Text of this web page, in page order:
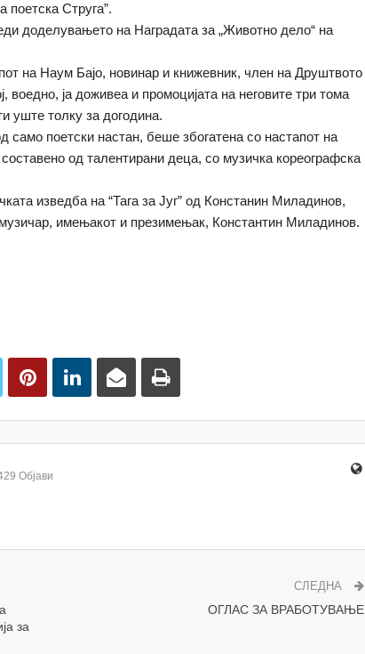
поетска Струга”.
доделувањето на Наградата за „Животно дело“ на
на Наум Бајо, новинар и книжевник, член на Друштвото
воедно, ја доживеа и промоцијата на неговите три тома
уште толку за догодина.
само поетски настан, беше збогатена со настапот на
од талентирани деца, со музичка кореографска
изведба на “Тага за Југ” од Констанин Миладинов,
имењакот и презимењак, Константин Миладинов.
Објави
за
СЛЕДНА
ОГЛАС ЗА ВРАБОТУВАЊЕ